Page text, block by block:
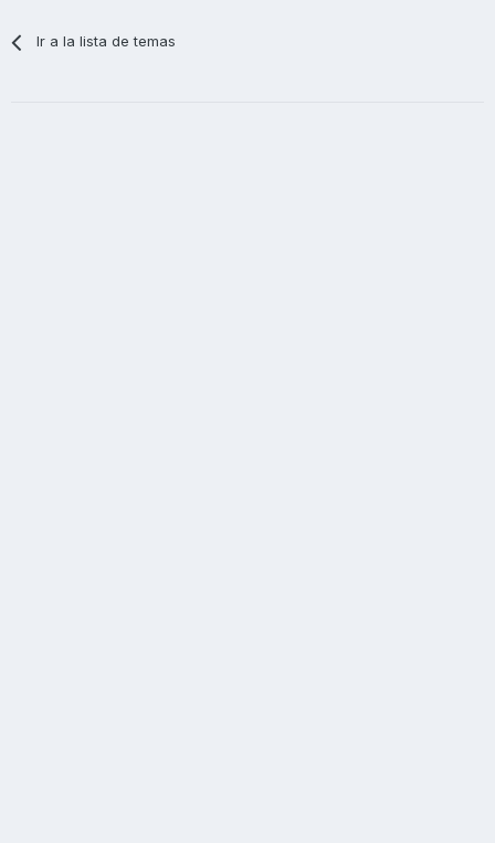
Ir a la lista de temas